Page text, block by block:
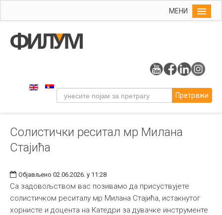
МЕНИ
Упис
Уметност
Издаваштво
Библиотека
Међународна
Претражи
Солистички реситал мр Милана
Стајића
Објављено 02.06.2026. у 11:28
Са задовољством вас позивамо да присуствујете
солистичком реситалу мр Милана Стајића, истакнутог
хорнисте и доцента на Катедри за дувачке инструменте